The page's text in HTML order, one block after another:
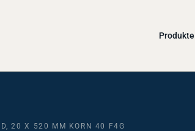
Produkte
20 X 520 MM KORN 40 F4G